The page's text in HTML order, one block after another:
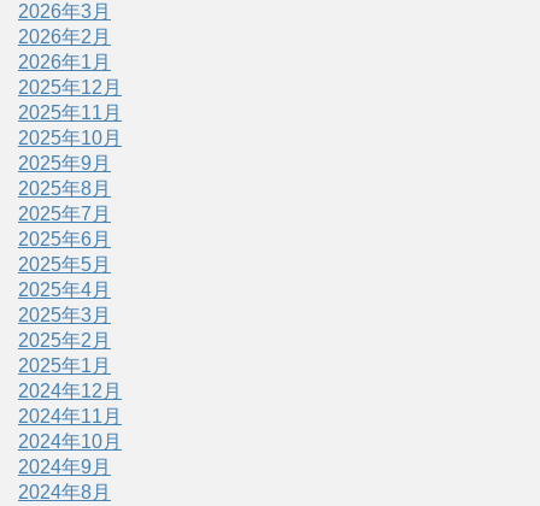
2026年3月
2026年2月
2026年1月
2025年12月
2025年11月
2025年10月
2025年9月
2025年8月
2025年7月
2025年6月
2025年5月
2025年4月
2025年3月
2025年2月
2025年1月
2024年12月
2024年11月
2024年10月
2024年9月
2024年8月